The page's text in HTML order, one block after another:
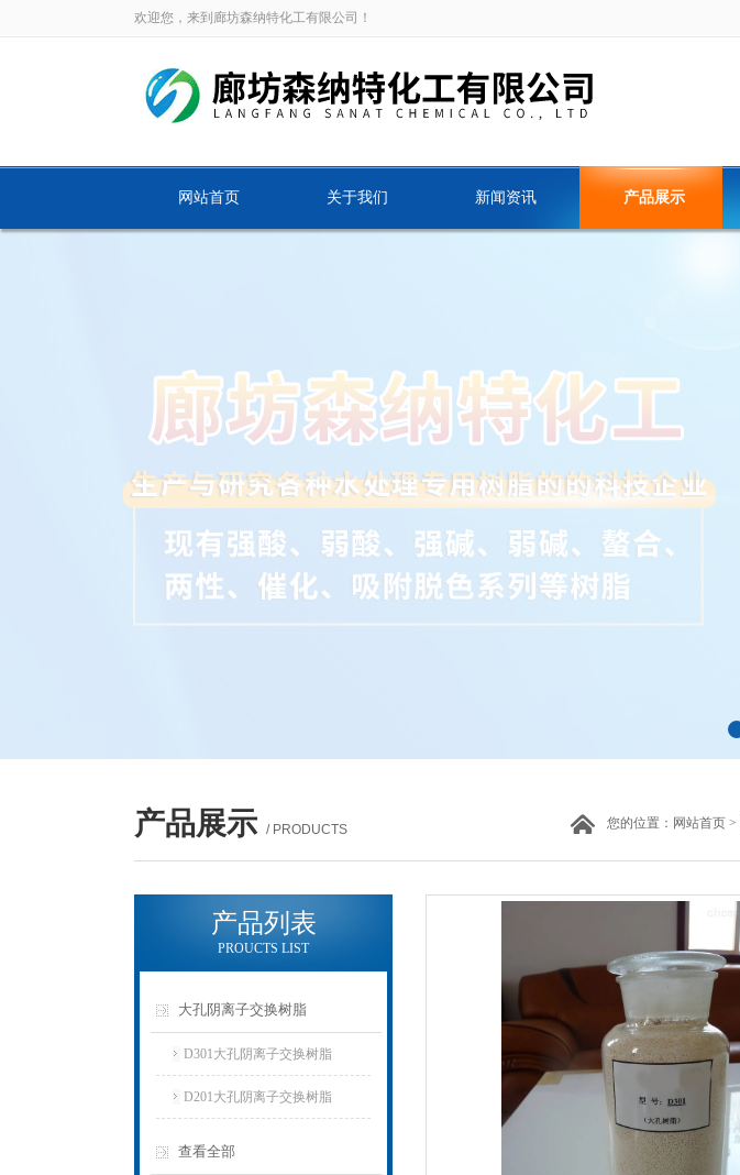
欢迎您，来到廊坊森纳特化工有限公司！
网站首页 关于我们 新闻资讯 产品展示
产品展示 / PRODUCTS 您的位置： 网站首页 >
产品列表
PROUCTS LIST
大孔阴离子交换树脂
D301大孔阴离子交换树脂
D201大孔阴离子交换树脂
查看全部